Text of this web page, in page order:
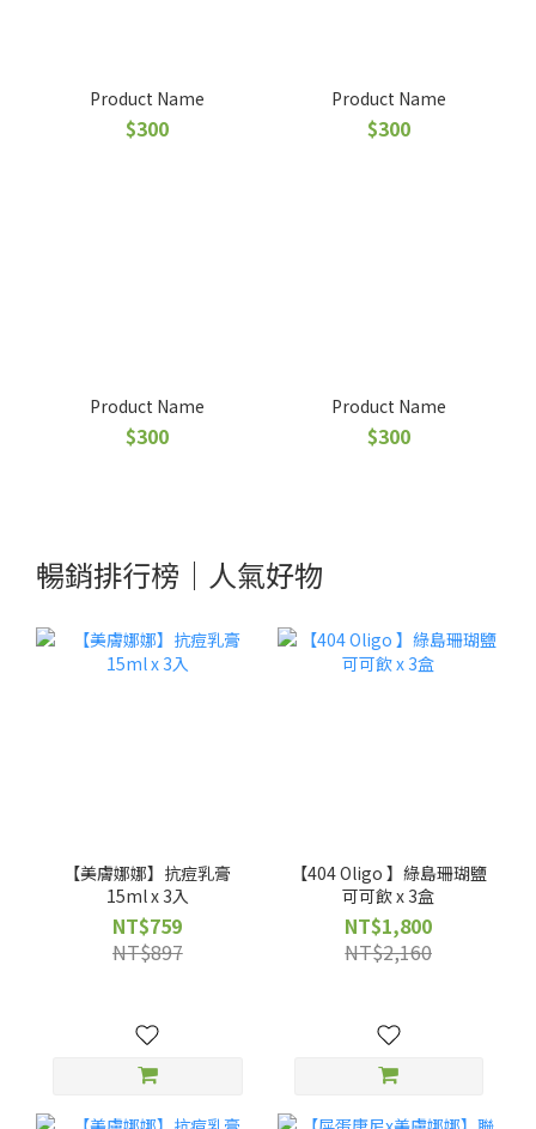
Product Name
$300
Product Name
$300
Product Name
$300
Product Name
$300
暢銷排行榜｜人氣好物
【美膚娜娜】抗痘乳膏
15ml x 3入
NT$759
NT$897
【404 Oligo 】綠島珊瑚鹽
可可飲 x 3盒
NT$1,800
NT$2,160